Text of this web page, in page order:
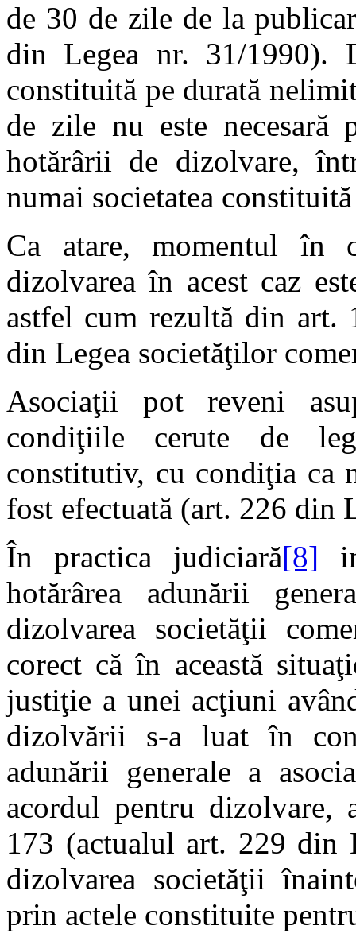
de 30 de zile de la
din Legea nr. 31/1990).
constituită pe durată
de zile nu este necesară
hotărârii de dizolvare,
numai societatea
Ca atare, momentul în
dizolvarea în acest caz
astfel cum rezultă din
din Legea societăţilor
Asociaţii pot reveni
condiţiile cerute de
constitutiv, cu condiţia
fost efectuată (art. 226 din
În practica judiciară[8]
hotărârea adunării
dizolvarea societăţii
corect că în această
justiţie a unei acţiuni
dizolvării s-a luat în
adunării generale a
acordul pentru dizolvare,
173 (actualul art. 229 din
dizolvarea societăţii
prin actele constituite